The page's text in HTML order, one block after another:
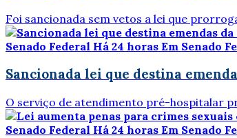
Foi sancionada sem vetos a lei que
Senado Federal Há 24 horas Em Senado
Sancionada lei que destina
O serviço de atendimento pré-hospitalar
Senado Federal Há 24 horas Em Senado